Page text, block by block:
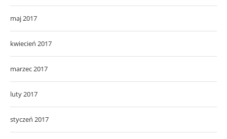
maj 2017
kwiecień 2017
marzec 2017
luty 2017
styczeń 2017